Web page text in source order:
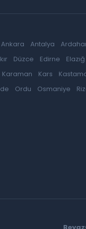
Ankara Antalya
Düzce Edirne Elazığ
Karaman Kars
Ordu Osmaniye